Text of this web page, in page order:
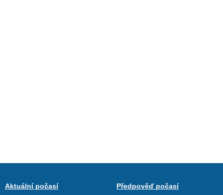
Aktuální počasí
Předpověď počasí